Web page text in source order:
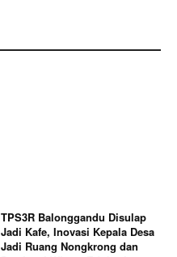
TPS3R Balonggandu Disulap
Jadi Kafe, Inovasi Kepala Desa
Jadi Ruang Nongkrong dan